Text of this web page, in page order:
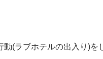
動(ラブホテルの出入り)を